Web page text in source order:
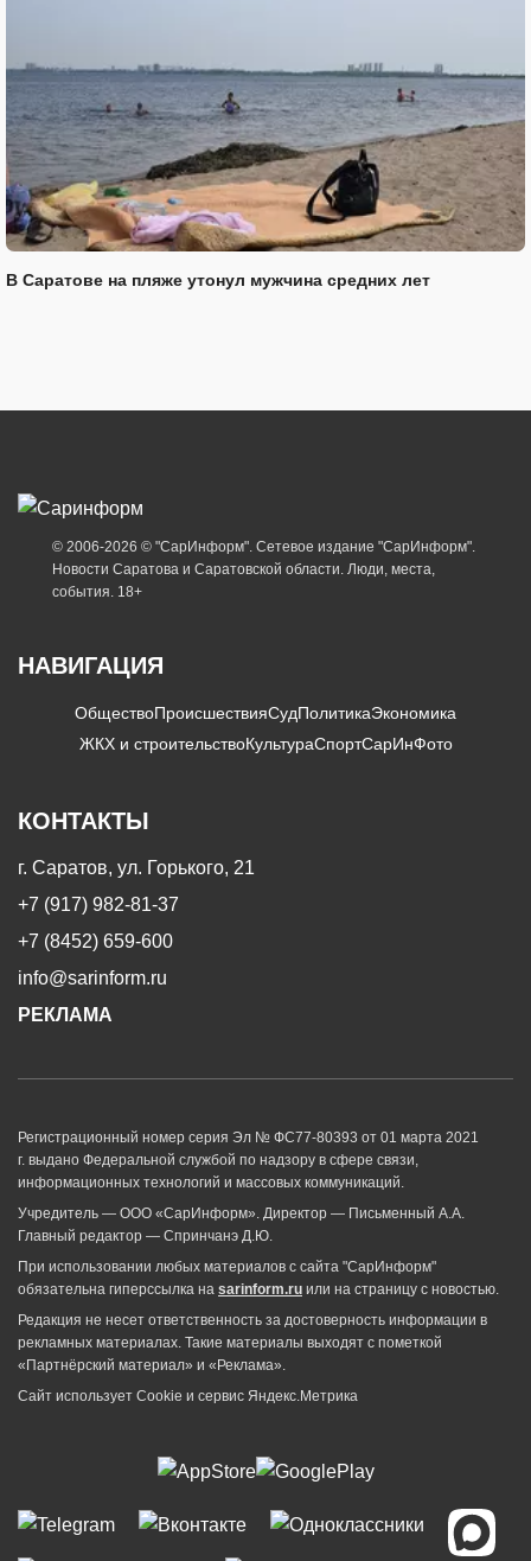
В Саратове на пляже утонул мужчина средних лет
© 2006-2026 © "СарИнформ". Сетевое издание "СарИнформ".
Новости Саратова и Саратовской области. Люди, места,
события. 18+
НАВИГАЦИЯ
ОбществоПроисшествияСудПолитикаЭкономика
ЖКХ и строительствоКультураСпортСарИнФото
КОНТАКТЫ
г. Саратов, ул. Горького, 21
+7 (917) 982-81-37
+7 (8452) 659-600
info@sarinform.ru
РЕКЛАМА
Регистрационный номер серия Эл № ФС77-80393 от 01 марта 2021
г. выдано Федеральной службой по надзору в сфере связи,
информационных технологий и массовых коммуникаций.
Учредитель — ООО «СарИнформ». Директор — Письменный А.А.
Главный редактор — Спринчанэ Д.Ю.
При использовании любых материалов с сайта "СарИнформ"
обязательна гиперссылка на sarinform.ru или на страницу с новостью.
Редакция не несет ответственность за достоверность информации в
рекламных материалах. Такие материалы выходят с пометкой
«Партнёрский материал» и «Реклама».
Сайт использует Cookie и сервиc Яндекс.Метрика